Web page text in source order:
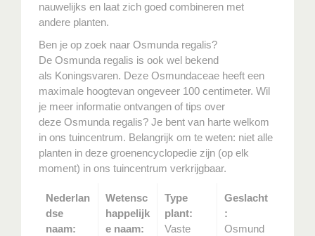
nauwelijks en laat zich goed combineren met
andere planten.
Ben je op zoek naar Osmunda regalis?
De Osmunda regalis is ook wel bekend
als Koningsvaren. Deze Osmundaceae heeft een
maximale hoogtevan ongeveer 100 centimeter. Wil
je meer informatie ontvangen of tips over
deze Osmunda regalis? Je bent van harte welkom
in ons tuincentrum. Belangrijk om te weten: niet alle
planten in deze groenencyclopedie zijn (op elk
moment) in ons tuincentrum verkrijgbaar.
Nederlan
dse
naam:
Wetensc
happelijk
e naam:
Type
plant:
Vaste
Geslacht
:
Osmund